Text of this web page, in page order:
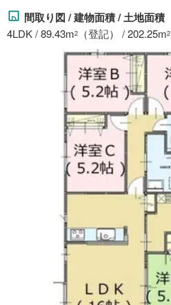
間取り図 / 建物面積 / 土地面積
4LDK / 89.43m2 （登記） / 202.25m2